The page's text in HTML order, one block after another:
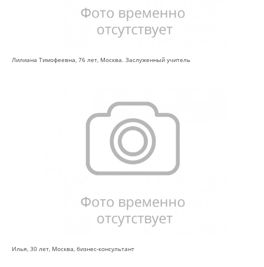
Лилиана Тимофеевна, 76 лет, Москва. Заслуженный учитель
Илья, 30 лет, Москва, бизнес-консультант